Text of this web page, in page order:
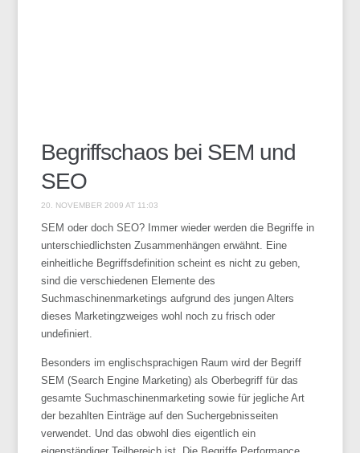
Begriffschaos bei SEM und
SEO
20. NOVEMBER 2009 AT 11:03
SEM oder doch SEO? Immer wieder werden die Begriffe in
unterschiedlichsten Zusammenhängen erwähnt. Eine
einheitliche Begriffsdefinition scheint es nicht zu geben,
sind die verschiedenen Elemente des
Suchmaschinenmarketings aufgrund des jungen Alters
dieses Marketingzweiges wohl noch zu frisch oder
undefiniert.
Besonders im englischsprachigen Raum wird der Begriff
SEM (Search Engine Marketing) als Oberbegriff für das
gesamte Suchmaschinenmarketing sowie für jegliche Art
der bezahlten Einträge auf den Suchergebnisseiten
verwendet. Und das obwohl dies eigentlich ein